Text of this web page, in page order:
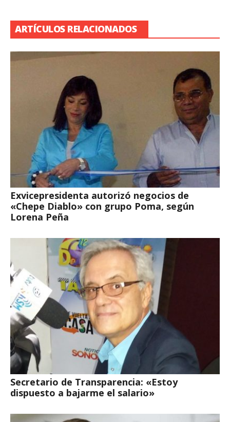
ARTÍCULOS RELACIONADOS
Exvicepresidenta autorizó negocios de
«Chepe Diablo» con grupo Poma, según
Lorena Peña
Secretario de Transparencia: «Estoy
dispuesto a bajarme el salario»